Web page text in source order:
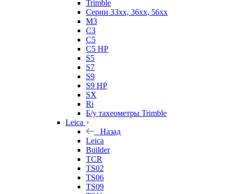
Trimble
Серии 33xx, 36xx, 56xx
M3
C3
C5
C5 HP
S5
S7
S9
S9 HP
SX
Ri
Б/у тахеометры Trimble
Leica
Назад
Leica
Builder
TCR
TS02
TS06
TS09